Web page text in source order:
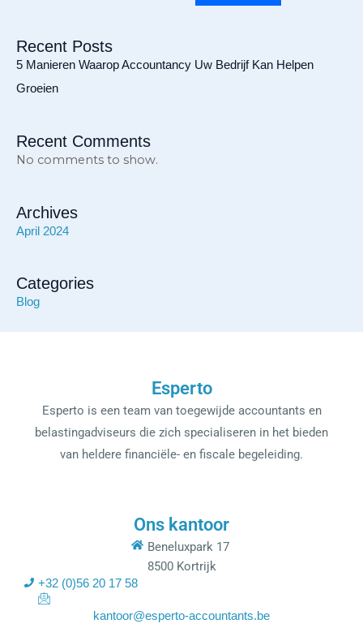
Recent Posts
5 Manieren Waarop Accountancy Uw Bedrijf Kan Helpen
Groeien
Recent Comments
No comments to show.
Archives
April 2024
Categories
Blog
Esperto
Esperto is een team van toegewijde accountants en
belastingadviseurs die zich specialiseren in het bieden
van heldere financiële- en fiscale begeleiding.
Ons kantoor
Beneluxpark 17
8500 Kortrijk
+32 (0)56 20 17 58
kantoor@esperto-accountants.be